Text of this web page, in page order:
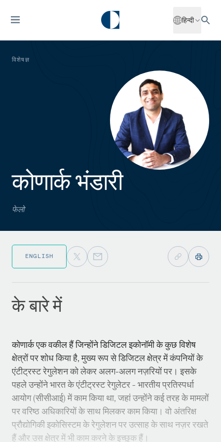
हिन्दी
विशेषज्ञ
कोणार्क भंडारी
फेलो
ENGLISH
के बारे में
कोणार्क एक वकील हैं जिन्होंने डिजिटल इकोनॉमी के कुछ विशेष
क्षेत्रों पर शोध किया है, मुख्य रूप से डिजिटल क्षेत्र में कंपनियों के
एंटीट्रस्ट रेगुलेशन को लेकर अलग-अलग नज़रियों पर। इसके
पहले उन्होंने भारत के एंटीट्रस्ट रेगुलेटर - भारतीय प्रतिस्पर्धा
आयोग (सीसीआई) में काम किया था, जहां उन्होंने कई तरह के मामलों
पर वरिष्ठ अधिकारियों के साथ मिलकर काम किया। वो अंतरिक्ष
प्रौद्योगिकी इकोसिस्टम के रेगुलेशन पर उत्साह के साथ नज़र रखते
हैं और उस क्षेत्र में भी काम करने के इच्छुक हैं।